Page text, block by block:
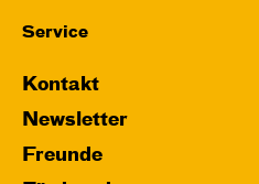
Service
Kontakt
Newsletter
Freunde